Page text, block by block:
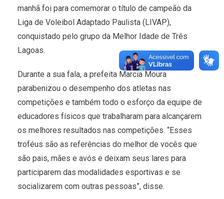
manhã foi para comemorar o título de campeão da
Liga de Voleibol Adaptado Paulista (LIVAP),
conquistado pelo grupo da Melhor Idade de Três
Lagoas.
Durante a sua fala, a prefeita Marcia Moura
parabenizou o desempenho dos atletas nas
competições e também todo o esforço da equipe de
educadores físicos que trabalharam para alcançarem
os melhores resultados nas competições. “Esses
troféus são as referências do melhor de vocês que
são pais, mães e avós e deixam seus lares para
participarem das modalidades esportivas e se
socializarem com outras pessoas”, disse.